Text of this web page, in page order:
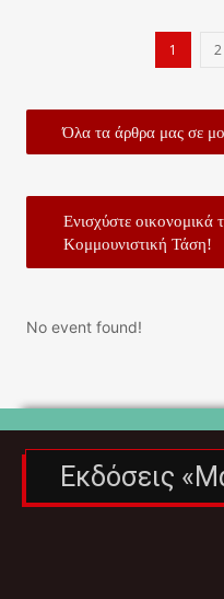
1 2
Όλα τα άρθρα μας σε
Ενισχύστε οικονομικά
Κομμουνιστική Τάση!
No event found!
Εκδόσεις